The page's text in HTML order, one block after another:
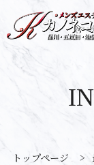
トップページ >